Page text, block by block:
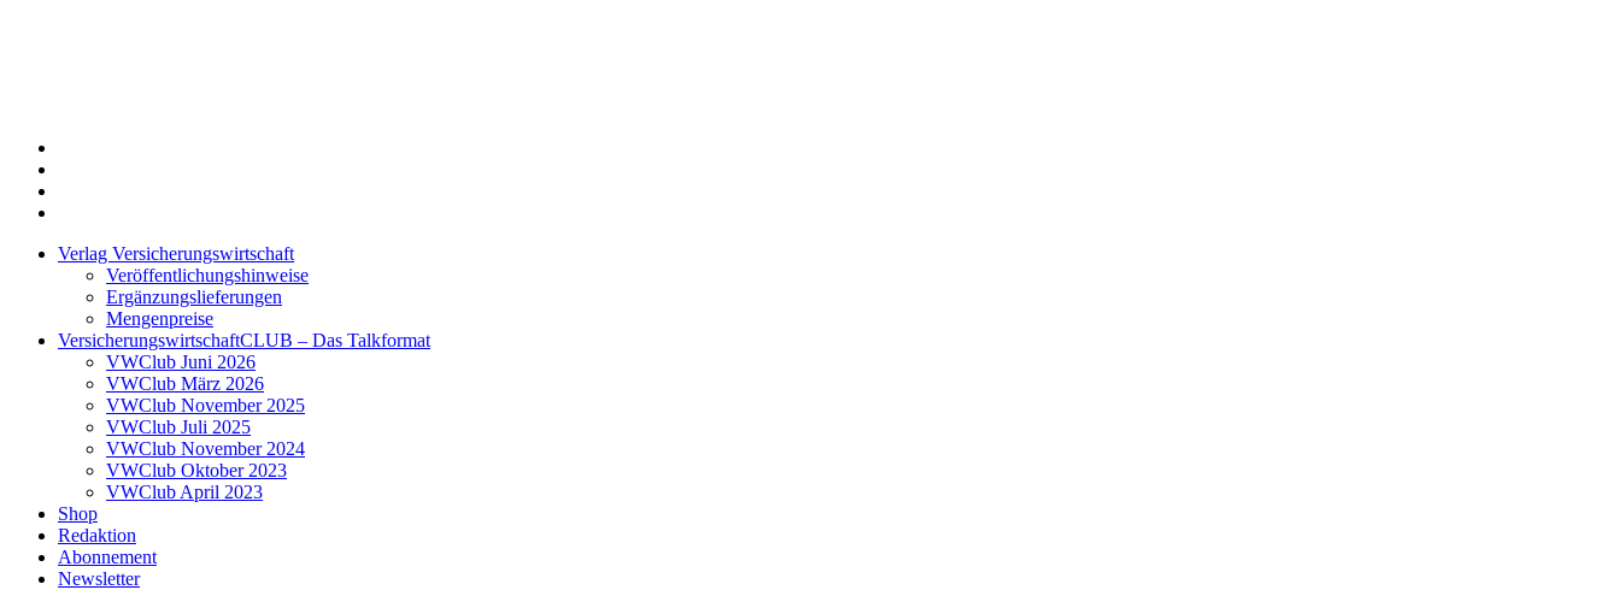
Verlag Versicherungswirtschaft
Veröffentlichungshinweise
Ergänzungslieferungen
Mengenpreise
VersicherungswirtschaftCLUB – Das Talkformat
VWClub Juni 2026
VWClub März 2026
VWClub November 2025
VWClub Juli 2025
VWClub November 2024
VWClub Oktober 2023
VWClub April 2023
Shop
Redaktion
Abonnement
Newsletter